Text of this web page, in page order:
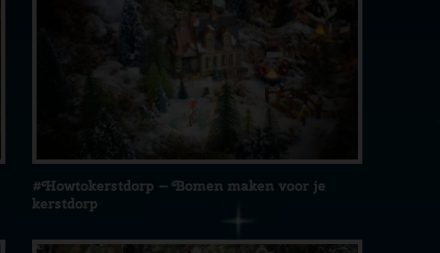
#Howtokerstdorp – Bomen maken voor je
kerstdorp